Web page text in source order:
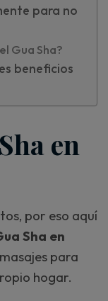
para no
Gua Sha?
beneficios
en
por eso aquí
Sha en
para
hogar.